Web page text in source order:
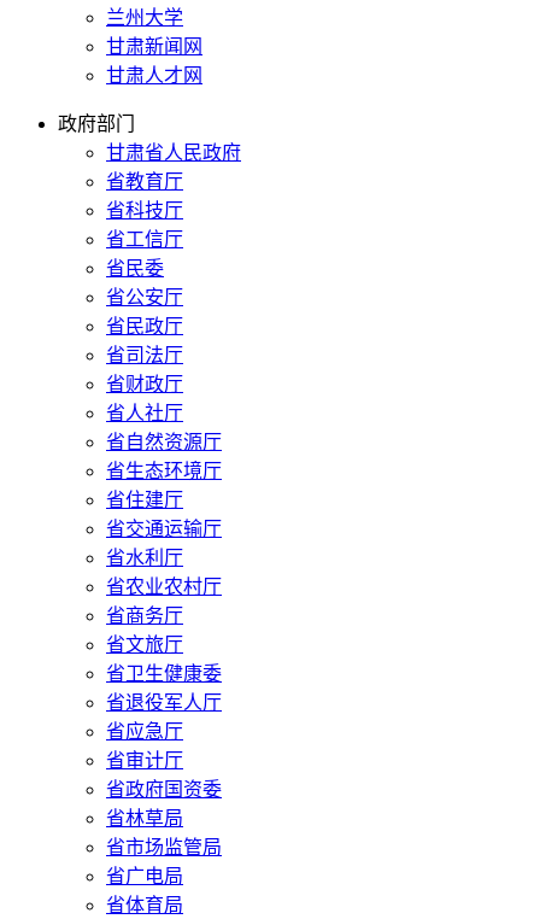
兰州大学
甘肃新闻网
甘肃人才网
政府部门
甘肃省人民政府
省教育厅
省科技厅
省工信厅
省民委
省公安厅
省民政厅
省司法厅
省财政厅
省人社厅
省自然资源厅
省生态环境厅
省住建厅
省交通运输厅
省水利厅
省农业农村厅
省商务厅
省文旅厅
省卫生健康委
省退役军人厅
省应急厅
省审计厅
省政府国资委
省林草局
省市场监管局
省广电局
省体育局